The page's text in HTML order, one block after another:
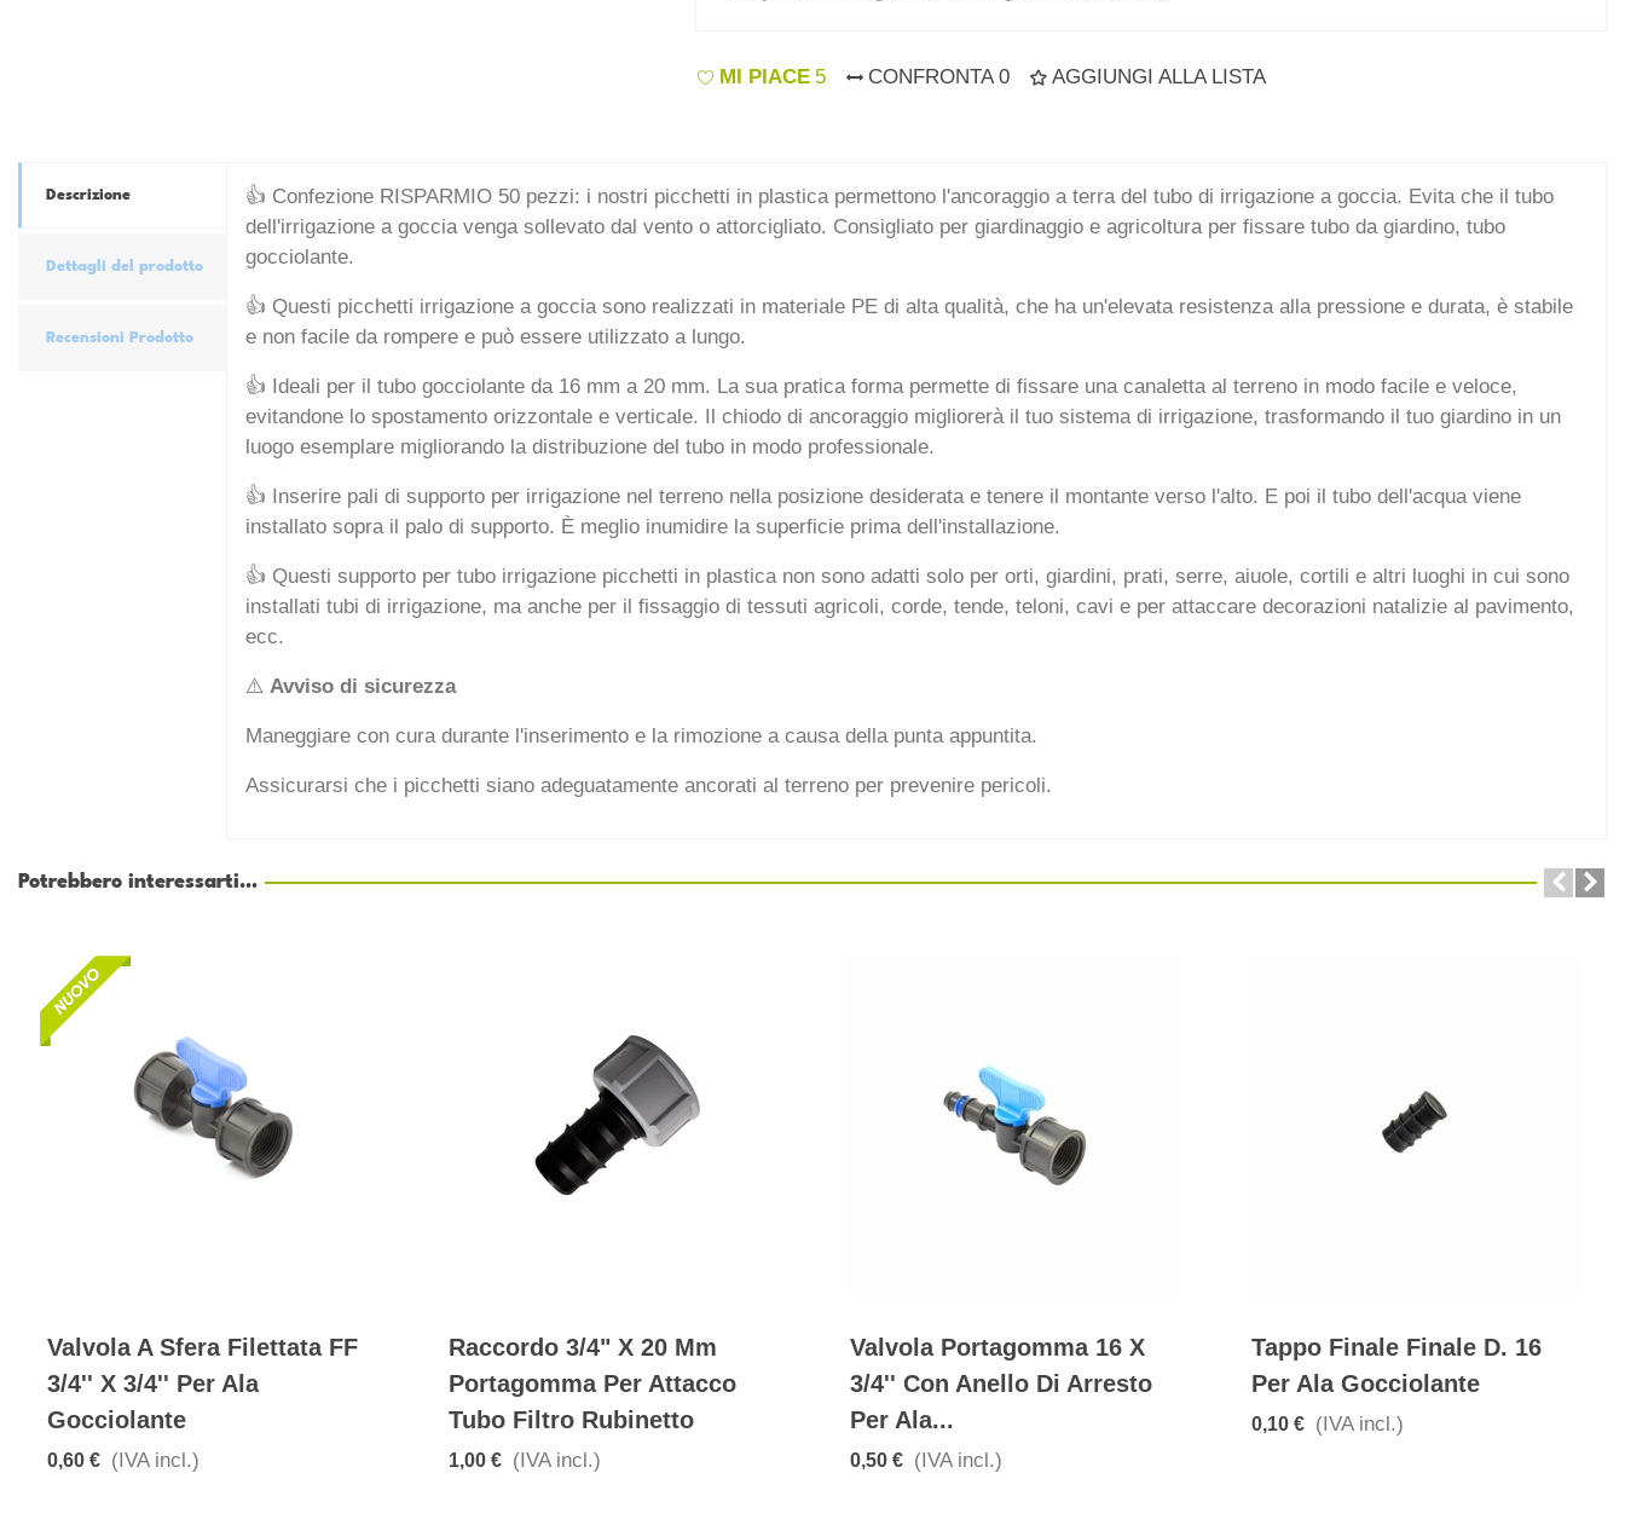
MI PIACE 5 CONFRONTA 0 AGGIUNGI ALLA LISTA
Descrizione
Dettagli del prodotto
Recensioni Prodotto
👍 Confezione RISPARMIO 50 pezzi: i nostri picchetti in plastica permettono l'ancoraggio a terra del tubo di irrigazione a goccia. Evita che il tubo
dell'irrigazione a goccia venga sollevato dal vento o attorcigliato. Consigliato per giardinaggio e agricoltura per fissare tubo da giardino, tubo
gocciolante.
👍 Questi picchetti irrigazione a goccia sono realizzati in materiale PE di alta qualità, che ha un'elevata resistenza alla pressione e durata, è stabile
e non facile da rompere e può essere utilizzato a lungo.
👍 Ideali per il tubo gocciolante da 16 mm a 20 mm. La sua pratica forma permette di fissare una canaletta al terreno in modo facile e veloce,
evitandone lo spostamento orizzontale e verticale. Il chiodo di ancoraggio migliorerà il tuo sistema di irrigazione, trasformando il tuo giardino in un
luogo esemplare migliorando la distribuzione del tubo in modo professionale.
👍 Inserire pali di supporto per irrigazione nel terreno nella posizione desiderata e tenere il montante verso l'alto. E poi il tubo dell'acqua viene
installato sopra il palo di supporto. È meglio inumidire la superficie prima dell'installazione.
👍 Questi supporto per tubo irrigazione picchetti in plastica non sono adatti solo per orti, giardini, prati, serre, aiuole, cortili e altri luoghi in cui sono
installati tubi di irrigazione, ma anche per il fissaggio di tessuti agricoli, corde, tende, teloni, cavi e per attaccare decorazioni natalizie al pavimento,
ecc.
⚠️ Avviso di sicurezza
Maneggiare con cura durante l'inserimento e la rimozione a causa della punta appuntita.
Assicurarsi che i picchetti siano adeguatamente ancorati al terreno per prevenire pericoli.
Potrebbero interessarti...
Valvola A Sfera Filettata FF
3/4'' X 3/4'' Per Ala
Gocciolante
0,60 € (IVA incl.)
Raccordo 3/4" X 20 Mm
Portagomma Per Attacco
Tubo Filtro Rubinetto
1,00 € (IVA incl.)
Valvola Portagomma 16 X
3/4'' Con Anello Di Arresto
Per Ala...
0,50 € (IVA incl.)
Tappo Finale Finale D. 16
Per Ala Gocciolante
0,10 € (IVA incl.)